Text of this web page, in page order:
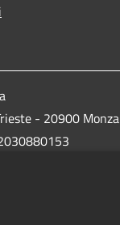
- 20900 Monza